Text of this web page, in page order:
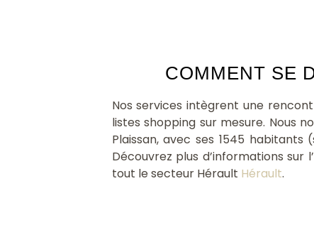
COMMENT SE
Nos services intègrent une
listes shopping sur mesure. Nous
Plaissan, avec ses 1545 habitants
Découvrez plus d’informations sur
tout le secteur Hérault Hérault.